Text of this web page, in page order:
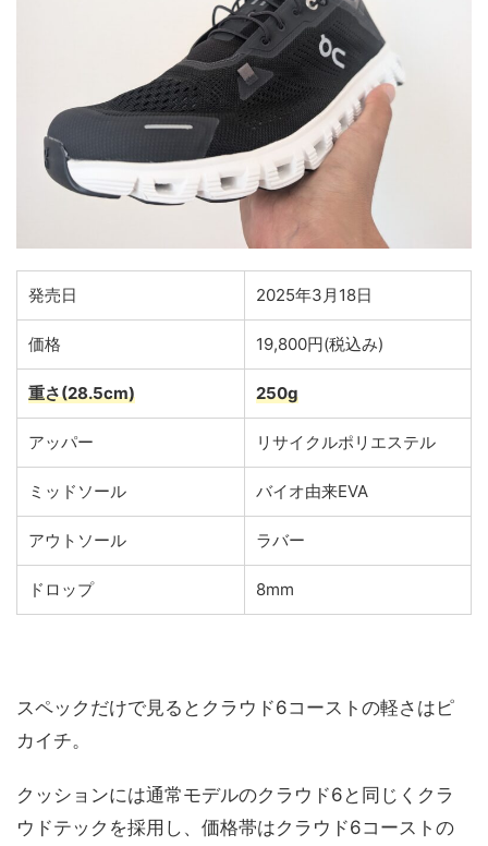
発売日 2025年3月18日
価格 19,800円(税込み)
重さ(28.5cm) 250g
アッパー リサイクルポリエステル
ミッドソール バイオ由来EVA
アウトソール ラバー
ドロップ 8mm
スペックだけで見るとクラウド6コーストの軽さはピ
カイチ。
クッションには通常モデルのクラウド6と同じくクラ
ウドテックを採用し、価格帯はクラウド6コーストの